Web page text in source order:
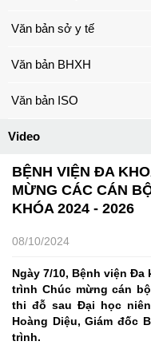
Văn bản sở y tế
Văn bản BHXH
Văn bản ISO
Video
BỆNH VIỆN ĐA
MỪNG CÁC CÁN
KHÓA 2024 - 2026
08/10/2024
Ngày 7/10, Bệnh viện
trình Chúc mừng cán
thi đỗ sau Đại học niên
Hoàng Diệu, Giám đốc
trình.